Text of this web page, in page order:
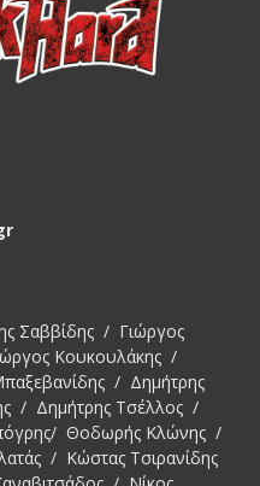
Σαββίδης / Γιώργος
Κουκουλάκης /
/ Δημήτρης
/ Δημήτρης Τσέλλος /
Θοδωρής Κλώνης /
/ Κώστας Τσιρανίδης